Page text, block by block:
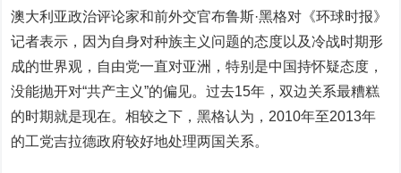
澳大利亚政治评论家和前外交官布鲁斯·黑格对《环球时报》
记者表示，因为自身对种族主义问题的态度以及冷战时期形
成的世界观，自由党一直对亚洲，特别是中国持怀疑态度，
没能抛开对“共产主义”的偏见。过去15年，双边关系最糟糕
的时期就是现在。相较之下，黑格认为，2010年至2013年
的工党吉拉德政府较好地处理两国关系。